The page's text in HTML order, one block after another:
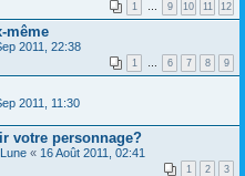
1 … 9 10 11 12
même
2011, 22:38
1 … 6 7 8 9
2011, 11:30
votre personnage?
« 16 Août 2011, 02:41
1 2 3